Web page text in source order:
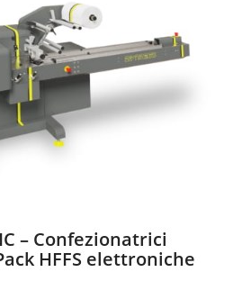
– Confezionatrici
HFFS elettroniche